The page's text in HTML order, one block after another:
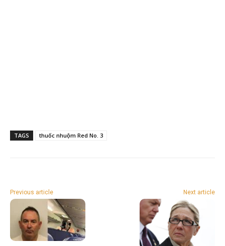
TAGS thuốc nhuộm Red No. 3
Previous article Next article